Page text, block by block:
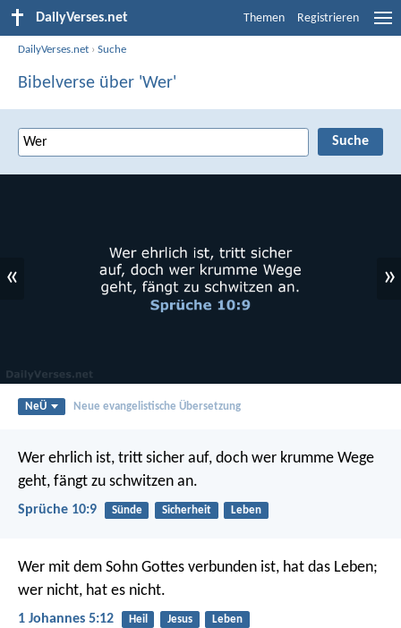
DailyVerses.net Themen Registrieren
DailyVerses.net ›Suche
Bibelverse über 'Wer'
« »
NeÜ Neue evangelistische Übersetzung
Wer ehrlich ist, tritt sicher auf, doch wer krumme Wege
geht, fängt zu schwitzen an.
Sprüche 10:9 Sünde Sicherheit Leben
Wer mit dem Sohn Gottes verbunden ist, hat das Leben;
wer nicht, hat es nicht.
1 Johannes 5:12 Heil Jesus Leben